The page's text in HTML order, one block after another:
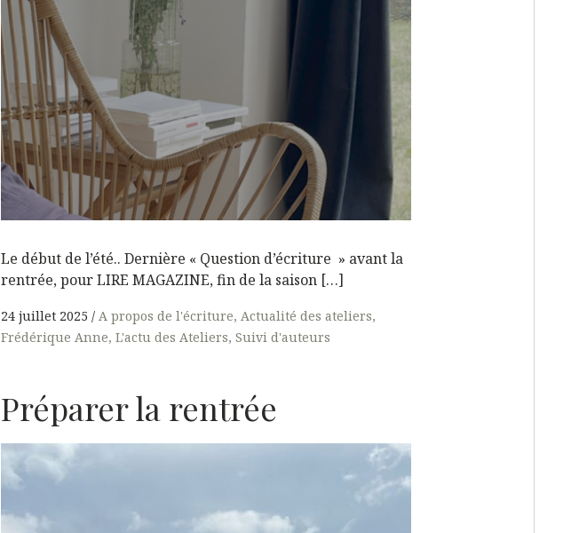
Le début de l’été.. Dernière « Question d’écriture » avant la
rentrée, pour LIRE MAGAZINE, fin de la saison […]
24 juillet 2025 A propos de l'écriture Actualité des ateliers
Frédérique Anne L'actu des Ateliers Suivi d'auteurs
Préparer la rentrée